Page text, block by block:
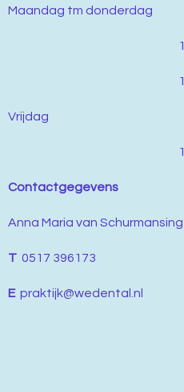
Maandag tm
10.30-
13.30-
Vrijdag 8.15-
10.45-
Contactgegevens
Anna Maria van
T 0517 396173
Epraktijk@wedental.nl